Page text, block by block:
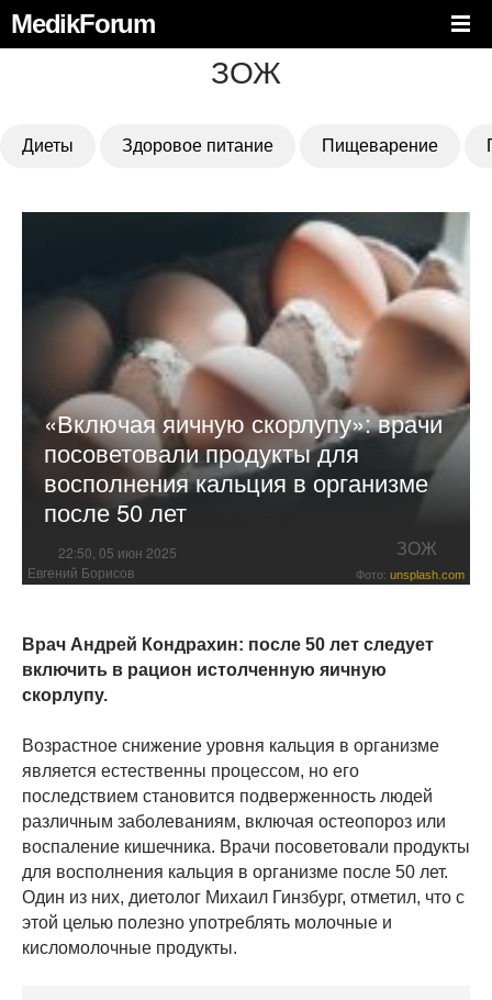
MedikForum
ЗОЖ
Диеты Здоровое питание Пищеварение
«Включая яичную скорлупу»: врачи
посоветовали продукты для
восполнения кальция в организме
после 50 лет
22:50, 05 июн 2025 ЗОЖ
Евгений Борисов Фото: unsplash.com
Врач Андрей Кондрахин: после 50 лет следует
включить в рацион истолченную яичную
скорлупу.
Возрастное снижение уровня кальция в организме
является естественны процессом, но его
последствием становится подверженность людей
различным заболеваниям, включая остеопороз или
воспаление кишечника. Врачи посоветовали продукты
для восполнения кальция в организме после 50 лет.
Один из них, диетолог Михаил Гинзбург, отметил, что с
этой целью полезно употреблять молочные и
кисломолочные продукты.